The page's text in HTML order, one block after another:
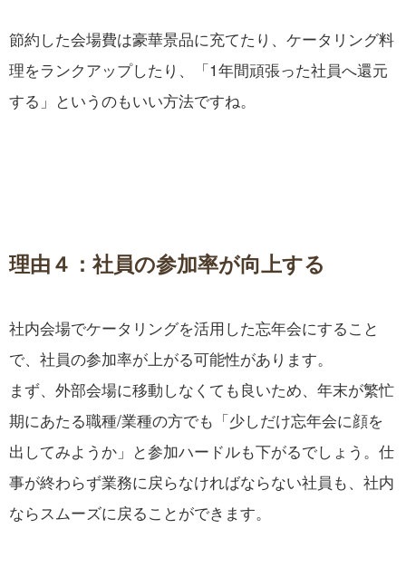
節約した会場費は豪華景品に充てたり、ケータリング料
理をランクアップしたり、「1年間頑張った社員へ還元
する」というのもいい方法ですね。
理由４：社員の参加率が向上する
社内会場でケータリングを活用した忘年会にすること
で、社員の参加率が上がる可能性があります。
まず、外部会場に移動しなくても良いため、年末が繁忙
期にあたる職種/業種の方でも「少しだけ忘年会に顔を
出してみようか」と参加ハードルも下がるでしょう。仕
事が終わらず業務に戻らなければならない社員も、社内
ならスムーズに戻ることができます。